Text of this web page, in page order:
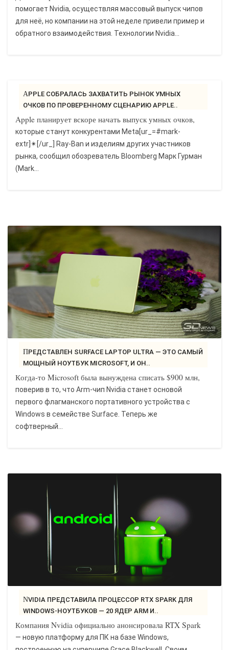
помогает Nvidia, осуществляя массовый выпуск чипов
для неё, но компании на этой неделе привели пример и
обратного взаимодействия. Технологии Nvidia...
APPLE СОБРАЛАСЬ ЗАХВАТИТЬ РЫНОК УМНЫХ
ОЧКОВ ПО ПРОВЕРЕННОМУ СЦЕНАРИЮ APPLE..
Apple планирует вскоре начать выпуск умных очков,
которые станут конкурентами Meta[ur_=#mark-
extr]✴[/ur_] Ray-Ban и изделиям других участников
рынка, сообщил обозреватель Bloomberg Марк Гурман
(Mark...
ПРЕДСТАВЛЕН SURFACE LAPTOP ULTRA — ЭТО САМЫЙ
МОЩНЫЙ НОУТБУК MICROSOFT, И ОН..
Когда-то Microsoft была вынуждена списать $900 млн,
поверив в то, что Arm-чип Nvidia станет основой
первого флагманского портативного устройства с
Windows в семействе Surface. Теперь же
софтверный...
NVIDIA ПРЕДСТАВИЛА ПРОЦЕССОР RTX SPARK ДЛЯ
WINDOWS-НОУТБУКОВ — 20 ЯДЕР ARM И..
Компания Nvidia официально анонсировала RTX Spark
— новую платформу для ПК на базе Windows,